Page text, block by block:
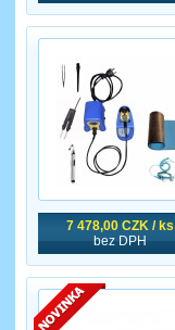
7 478,00 CZK / ks
bez DPH